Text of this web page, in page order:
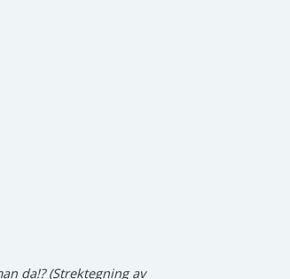
da!? (Strektegning av